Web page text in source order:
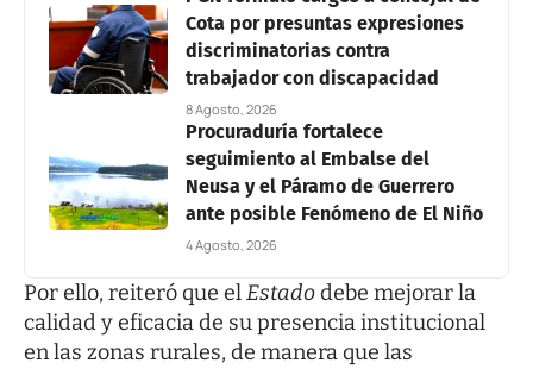
Cota por presuntas expresiones
discriminatorias contra
trabajador con discapacidad
8 Agosto, 2026
Procuraduría fortalece
seguimiento al Embalse del
Neusa y el Páramo de Guerrero
ante posible Fenómeno de El Niño
4 Agosto, 2026
Por ello, reiteró que elEstadodebe mejorar la
calidad y eficacia de su presencia institucional
en las zonas rurales, de manera que las